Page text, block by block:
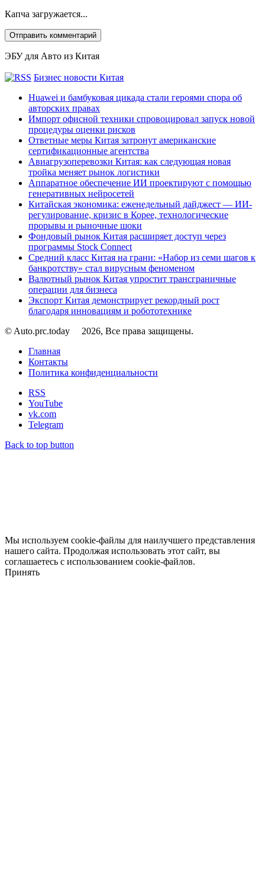
Капча загружается...
ЭБУ для Авто из Китая
Бизнес новости Китая
Huawei и бамбуковая цикада стали героями спора об
авторских правах
Импорт офисной техники спровоцировал запуск новой
процедуры оценки рисков
Ответные меры Китая затронут американские
сертификационные агентства
Авиагрузоперевозки Китая: как следующая новая
тройка меняет рынок логистики
Аппаратное обеспечение ИИ проектируют с помощью
генеративных нейросетей
Китайская экономика: еженедельный дайджест — ИИ-
регулирование, кризис в Корее, технологические
прорывы и рыночные шоки
Фондовый рынок Китая расширяет доступ через
программы Stock Connect
Средний класс Китая на грани: «Набор из семи шагов к
банкротству» стал вирусным феноменом
Валютный рынок Китая упростит трансграничные
операции для бизнеса
Экспорт Китая демонстрирует рекордный рост
благодаря инновациям и робототехнике
© Auto.prc.today
2026, Все права защищены.
Главная
Контакты
Политика конфиденциальности
RSS
YouTube
vk.com
Telegram
Back to top button
Мы используем cookie-файлы для наилучшего представления
нашего сайта. Продолжая использовать этот сайт, вы
соглашаетесь с использованием cookie-файлов.
Принять